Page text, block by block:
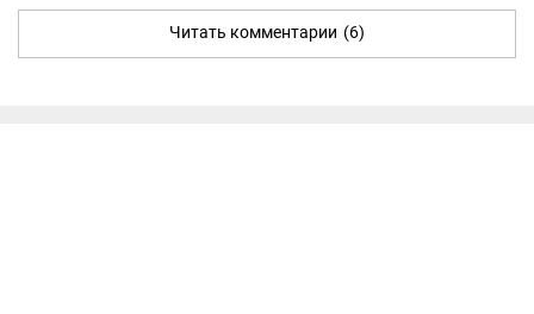
Читать комментарии (6)